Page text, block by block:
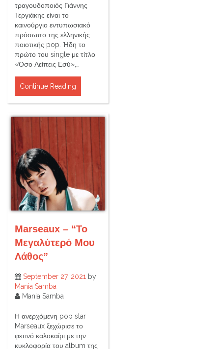
τραγουδοποιός Γιάννης
Τεργιάκης είναι το
καινούργιο εντυπωσιακό
πρόσωπο της ελληνικής
ποιοτικής pop. Ήδη το
πρώτο του single με τίτλο
«Όσο Λείπεις Εσύ»,…
Continue Reading
Marseaux – “Το
Μεγαλύτερό Μου
Λάθος”
September 27, 2021 by
Mania Samba
Mania Samba
Η ανερχόμενη pop star
Marseaux ξεχώρισε το
φετινό καλοκαίρι με την
κυκλοφορία του album της